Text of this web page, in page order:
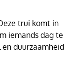
trui komt in
iemands dag te
duurzaamheid